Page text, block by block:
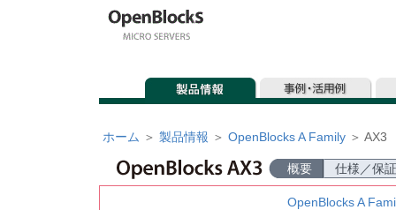
ホーム ＞ 製品情報 ＞ OpenBlocks A Family ＞ AX3
概要 仕様／保証
OpenBlocks A